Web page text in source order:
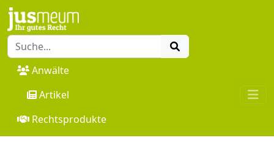
Anwälte
Artikel
Rechtsprodukte